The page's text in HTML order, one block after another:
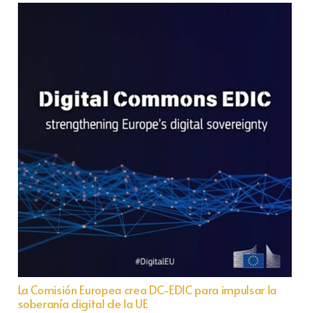
La Comisión Europea crea DC-EDIC para impulsar la
soberanía digital de la UE